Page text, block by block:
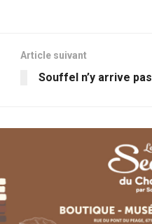
Article suivant
Souffel n’y arrive pas